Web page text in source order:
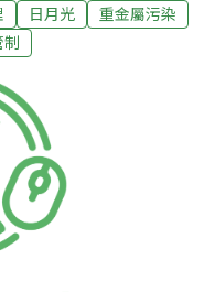
。未來在一級管制區
。農地污染最嚴重的
，約11.9平方公里，
加上二級管制區內，總
日月光工廠，都將受
先上路後，彰化、台
地灌溉水源重金屬污
圖：陳文姿。一級管
中彰化已完成劃設這次
日月光
重金屬污染